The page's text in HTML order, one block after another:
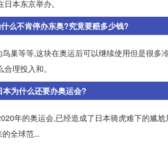
本东京举办。
么不肯停办东奥?究竟要赔多少钱?
巢等等,这块在奥运后可以继续使用但是很
理投入和。
为什么还要办奥运会?
年的奥运会,已经造成了日本骑虎难下的尴
全球范...